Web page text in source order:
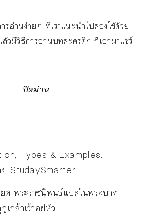
รอ่านง่ายๆ ที่เราแนะนำไปลองใช้ด้วย
วมีวิธีการอ่านบทละครดีๆ ก็เอามาแชร์
ปิดม่าน
Types & Examples,
ย StudaySmarter
ยต พระราชนิพนธ์แปลในพระบาท
เกล้าเจ้าอยู่หัว